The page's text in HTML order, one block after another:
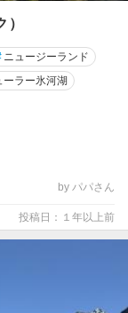
ニュージーランド
ーラー氷河湖
by パパさん
投稿日：１年以上前